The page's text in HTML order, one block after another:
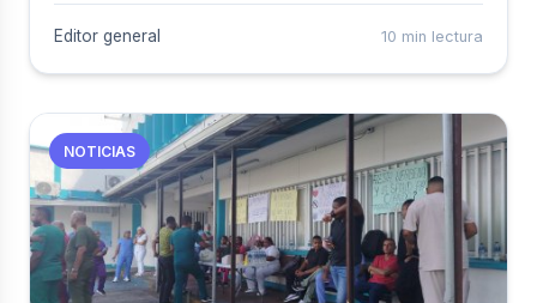
gerente de la compañía, Álvaro Otero Bernal, explicó
"interactúan con Aguadulce todos los días".
Editor general 10 min lectura
NOTICIAS